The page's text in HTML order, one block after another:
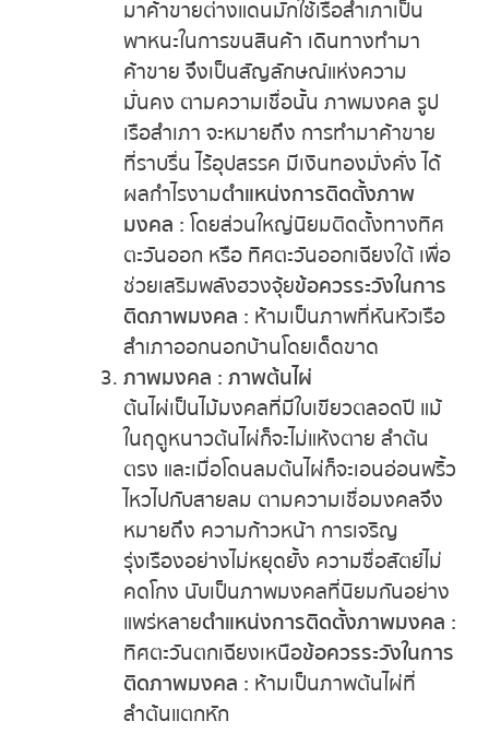
หวยหุ้นสิงคโปร์
หวยหุ้นอิยิป
หวยหุ้นเยอรมัน
หวยหุ้นอังกฤษ
หวยหุ้นรัสเซีย
หวยหุ้นอินเดีย
หวยหุ้นดาวโจนส์
MK Sports
มาค้าขายต่างแดนมักใช้เรือสำเภาเป็น
พาหนะในการขนสินค้า เดินทางทำมา
ค้าขาย จึงเป็นสัญลักษณ์แห่งความ
มั่นคง ตามความเชื่อนั้น ภาพมงคล รูป
เรือสำเภา จะหมายถึง การทำมาค้าขาย
ที่ราบรื่น ไร้อุปสรรค มีเงินทองมั่งคั่ง ได้
ผลกำไรงามตำแหน่งการติดตั้งภาพ
มงคล : โดยส่วนใหญ่นิยมติดตั้งทางทิศ
ตะวันออก หรือ ทิศตะวันออกเฉียงใต้ เพื่อ
ช่วยเสริมพลังฮวงจุ้ยข้อควรระวังในการ
ติดภาพมงคล : ห้ามเป็นภาพที่หันหัวเรือ
สำเภาออกนอกบ้านโดยเด็ดขาด
ภาพมงคล : ภาพต้นไผ่
ต้นไผ่เป็นไม้มงคลที่มีใบเขียวตลอดปี แม้
ในฤดูหนาวต้นไผ่ก็จะไม่แห้งตาย ลำต้น
ตรง และเมื่อโดนลมต้นไผ่ก็จะเอนอ่อนพริ้ว
ไหวไปกับสายลม ตามความเชื่อมงคลจึง
หมายถึง ความก้าวหน้า การเจริญ
รุ่งเรืองอย่างไม่หยุดยั้ง ความซื่อสัตย์ไม่
คดโกง นับเป็นภาพมงคลที่นิยมกันอย่าง
แพร่หลายตำแหน่งการติดตั้งภาพมงคล :
ทิศตะวันตกเฉียงเหนือข้อควรระวังในการ
ติดภาพมงคล : ห้ามเป็นภาพต้นไผ่ที่
ลำต้นแตกหัก